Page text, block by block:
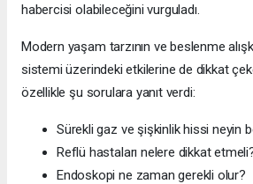
habercisi olabileceğini vurguladı.
Modern yaşam tarzının ve beslenme
sistemi üzerindeki etkilerine de dikkat
özellikle şu sorulara yanıt verdi:
Sürekli gaz ve şişkinlik hissi neyin
Reflü hastaları nelere dikkat
Endoskopi ne zaman gerekli olur?